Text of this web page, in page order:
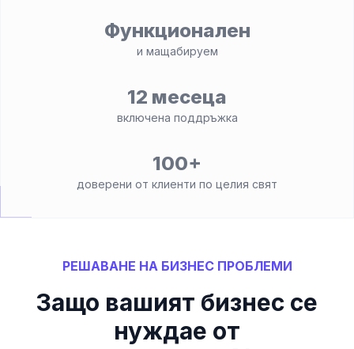
Функционален
и мащабируем
12 месеца
включена поддръжка
100+
доверени от клиенти по целия свят
РЕШАВАНЕ НА БИЗНЕС ПРОБЛЕМИ
Защо вашият бизнес се
нуждае от